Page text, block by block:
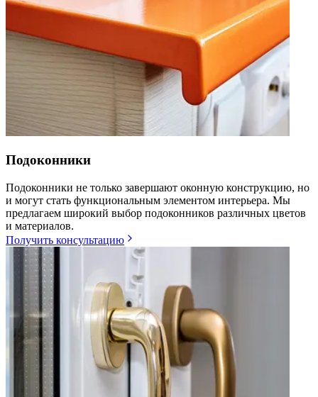
Подоконники
Подоконники не только завершают оконную конструкцию, но
и могут стать функциональным элементом интерьера. Мы
предлагаем широкий выбор подоконников различных цветов
и материалов.
Получить консультацию